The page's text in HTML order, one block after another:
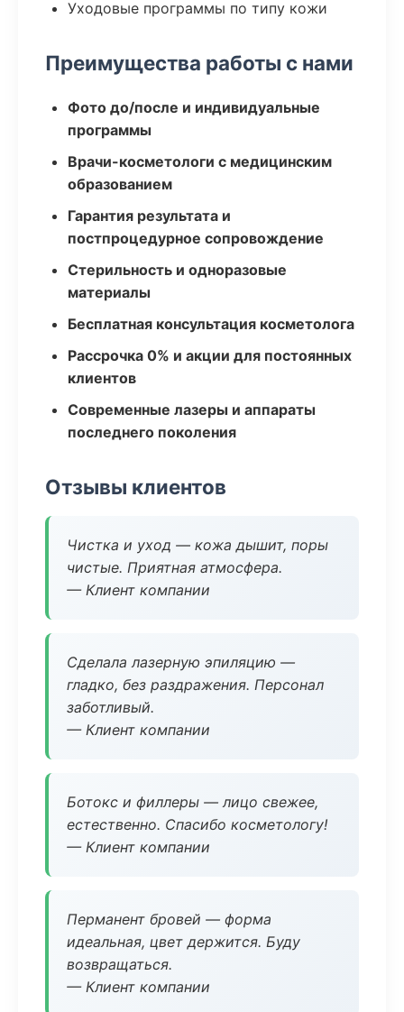
Уходовые программы по типу кожи
Преимущества работы с нами
Фото до/после и индивидуальные
программы
Врачи-косметологи с медицинским
образованием
Гарантия результата и
постпроцедурное сопровождение
Стерильность и одноразовые
материалы
Бесплатная консультация косметолога
Рассрочка 0% и акции для постоянных
клиентов
Современные лазеры и аппараты
последнего поколения
Отзывы клиентов
Чистка и уход — кожа дышит, поры
чистые. Приятная атмосфера.
— Клиент компании
Сделала лазерную эпиляцию —
гладко, без раздражения. Персонал
заботливый.
— Клиент компании
Ботокс и филлеры — лицо свежее,
естественно. Спасибо косметологу!
— Клиент компании
Перманент бровей — форма
идеальная, цвет держится. Буду
возвращаться.
— Клиент компании